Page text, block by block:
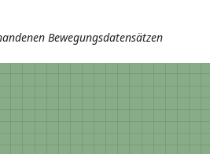
Bewegungsdatensätzen